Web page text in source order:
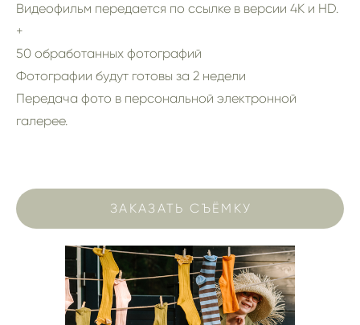
Видеофильм передается по ссылке в версии 4К и HD.
+
50 обработанных фотографий
Фотографии будут готовы за 2 недели
Передача фото в персональной электронной
галерее.
ЗАКАЗАТЬ СЪЁМКУ